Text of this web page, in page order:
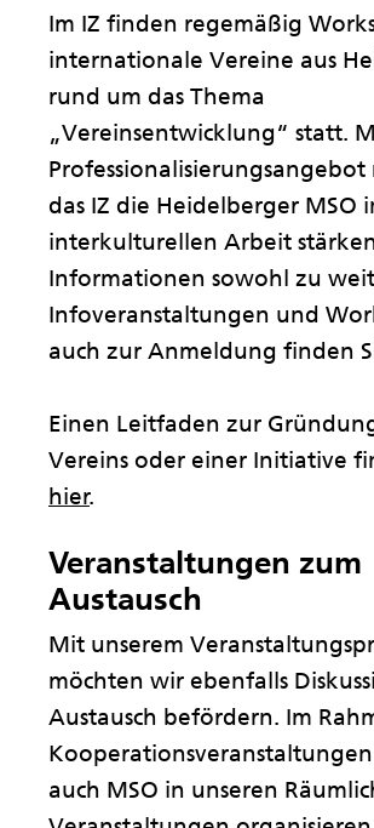
Im IZ finden regemäßig
internationale Vereine aus
rund um das Thema
„Vereinsentwicklung“ statt.
Professionalisierungsangebot
das IZ die Heidelberger MSO
interkulturellen Arbeit
Informationen sowohl zu
Infoveranstaltungen und
auch zur Anmeldung finden
Einen Leitfaden zur
Vereins oder einer Initiative
hier.
Veranstaltungen zum
Austausch
Mit unserem
möchten wir ebenfalls
Austausch befördern. Im
auch MSO in unseren